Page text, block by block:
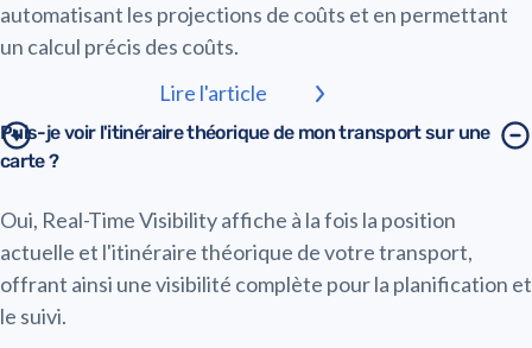
automatisant les projections de coûts et en permettant
un calcul précis des coûts.
Lire l'article
Puis-je voir l'itinéraire théorique de mon transport sur une
carte ?
Oui, Real-Time Visibility affiche à la fois la position
actuelle et l'itinéraire théorique de votre transport,
offrant ainsi une visibilité complète pour la planification et
le suivi.